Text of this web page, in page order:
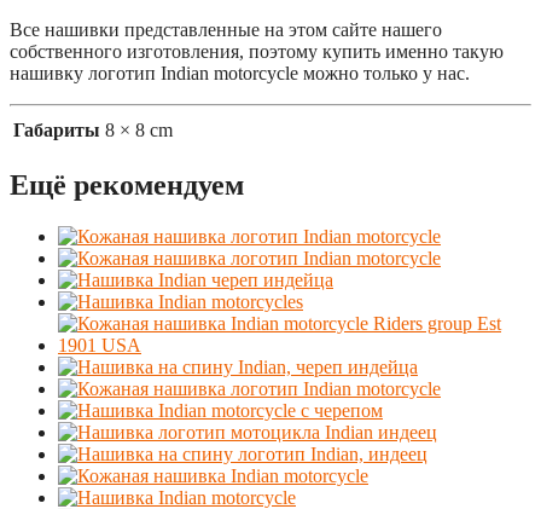
Все нашивки представленные на этом сайте нашего
собственного изготовления, поэтому купить именно такую
нашивку логотип Indian motorcycle можно только у нас.
Габариты 8 × 8 cm
Ещё рекомендуем